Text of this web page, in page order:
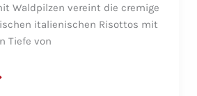
Waldpilzen vereint die cremige
italienischen Risottos mit
Tiefe von